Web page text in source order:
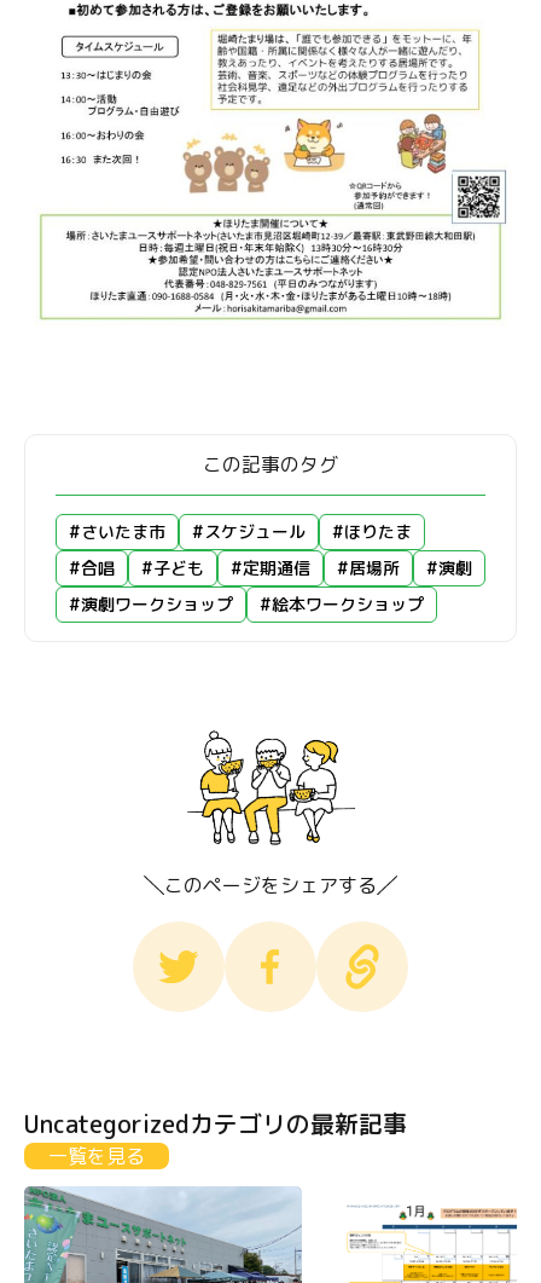
この記事のタグ
#さいたま市 #スケジュール
#ほりたま
#合唱
#子ども #定期通信 #居場所
#演劇
#演劇ワークショップ
#絵本ワークショップ
このページをシェアする
Uncategorizedカテゴリの最新記事
一覧を見る